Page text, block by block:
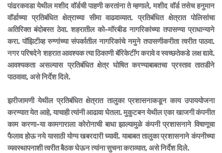
पांढरकवडा येथील मशीद वॉर्डची पाहणी करतांना ते म्हणाले, मशीद वॉर्ड तसेच हनुमान
वॉर्डाच्या प्रतिबंधित क्षेत्राच्या सीमा वाढवाव्यात. प्रतिबंधित क्षेत्रात पोलिसांचा
अतिरिक्त बंदोबस्त ठेवा. शहरातील को-मॉरबीड नागरिकांच्या तपासण्या प्राधान्याने
करा. पॉझिटीव्हरुग्णांच्या संपर्कातील नागरिकांचे नमुने तपासणीकरीता त्वरीत पाठवा.
नगर परिषदेने शहरात आवश्यक त्या ठिकाणी बॅरिकेटींग करावे व स्वच्छतेकडे लक्ष द्यावे.
आवश्यकता असल्यास प्रतिबंधित क्षेत्र घोषित करण्याबाबतचा प्रस्ताव तातडीने
पाठवावा, असे निर्देश दिले.
झरीजामणी येथील प्रतिबंधित क्षेत्रात तालुका प्रशासनाकडून काय उपाययोजना
करण्यात येत आहे, याचाही त्यांनी आढावा घेतला. मुकुटबन येथील एका खाजगी कंपनीत
काम करणा-या कामगाराला कोरोनाची बाधा झाल्यामुळे कंपनी प्रशासनाने विषाणूचा
फैलाव होऊ नये यासाठी योग्य खबरदारी घ्यावी. याबाबत तालुका प्रशासनाने कंपनीच्या
व्यवस्थापनाशी त्वरीत बैठक घेऊन त्यांना सुचना कराव्यात, असे निर्देश दिले.